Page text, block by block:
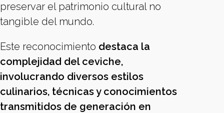
preservar el patrimonio cultural no
tangible del mundo.
Este reconocimiento destaca la
complejidad del ceviche,
involucrando diversos estilos
culinarios, técnicas y conocimientos
transmitidos de generación en